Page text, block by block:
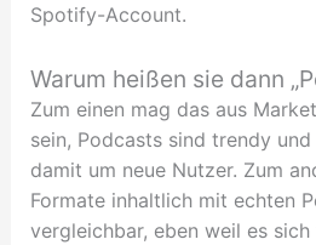
Spotify-Account.
Warum heißen sie dann
Zum einen mag das aus
sein, Podcasts sind trendy
damit um neue Nutzer. Zum
Formate inhaltlich mit echten
vergleichbar, eben weil es